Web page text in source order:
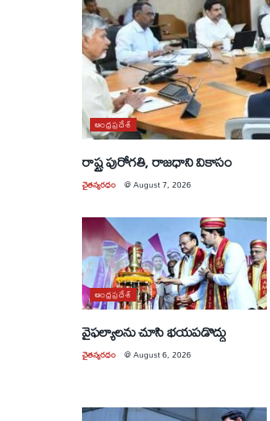
ఆంధ్రప్రదేశ్
రాష్ట్ర పురోగతి, రాజధాని వికాసం
చైతన్యరధం @August 7, 2026
ఆంధ్రప్రదేశ్
వైఫల్యాలను చూసి భయపడొద్దు
చైతన్యరధం @August 6, 2026